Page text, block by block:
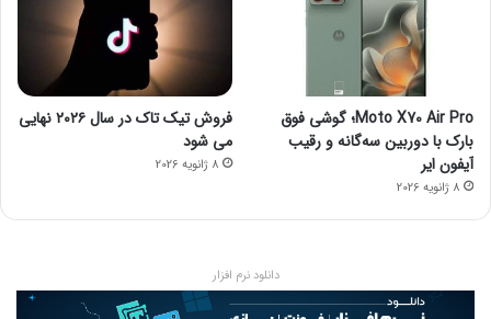
Moto X70 Air Pro؛ گوشی فوق
بارک با دوربین سه‌گانه و رقیب
آیفون ایر
8 ژانویه 2026
فروش تیک تاک در سال ۲۰۲۶ نهایی
می شود
8 ژانویه 2026
دانلود نرم افزار